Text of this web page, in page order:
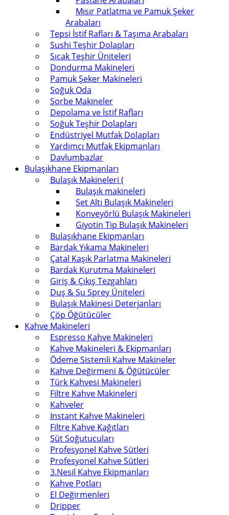
Mısır Patlatma ve Pamuk Şeker
Arabaları
Tepsi İstif Rafları & Taşıma Arabaları
Sushi Teşhir Dolapları
Sıcak Teşhir Üniteleri
Dondurma Makineleri
Pamuk Şeker Makineleri
Soğuk Oda
Sorbe Makineler
Depolama ve İstif Rafları
Soğuk Teşhir Dolapları
Endüstriyel Mutfak Dolapları
Yardımcı Mutfak Ekipmanları
Davlumbazlar
Bulaşıkhane Ekipmanları
Bulaşık Makineleri (
Bulaşık makineleri
Set Altı Bulaşık Makineleri
Konveyörlü Bulaşık Makineleri
Giyotin Tip Bulaşık Makineleri
Bulaşıkhane Ekipmanları
Bardak Yıkama Makineleri
Çatal Kaşık Parlatma Makineleri
Bardak Kurutma Makineleri
Giriş & Çıkış Tezgahları
Duş & Su Sprey Üniteleri
Bulaşık Makinesi Deterjanları
Çöp Öğütücüler
Kahve Makineleri
Espresso Kahve Makineleri
Kahve Makineleri & Ekipmanları
Ödeme Sistemli Kahve Makineler
Kahve Değirmeni & Öğütücüler
Türk Kahvesi Makineleri
Filtre Kahve Makineleri
Kahveler
Instant Kahve Makineleri
Filtre Kahve Kağıtları
Süt Soğutucuları
Profesyonel Kahve Sütleri
Profesyonel Kahve Sütleri
3.Nesil Kahve Ekipmanları
Kahve Potları
El Değirmenleri
Dripper